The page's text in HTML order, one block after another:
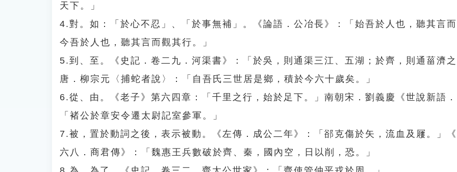
天下。」
4.對。如：「於心不忍」、「於事無補」。《論語．公冶長》：「始吾於人也，聽其言
今吾於人也，聽其言而觀其行。」
5.到、至。《史記．卷二九．河渠書》：「於吳，則通渠三江、五湖；於齊，則通菑濟
唐．柳宗元〈捕蛇者說〉：「自吾氏三世居是鄉，積於今六十歲矣。」
6.從、由。《老子》第六四章：「千里之行，始於足下。」南朝宋．劉義慶《世說新語
「褚公於章安令遷太尉記室參軍。」
7.被，置於動詞之後，表示被動。《左傳．成公二年》：「郤克傷於矢，流血及屨。」
六八．商君傳》：「魏惠王兵數破於齊、秦，國內空，日以削，恐。」